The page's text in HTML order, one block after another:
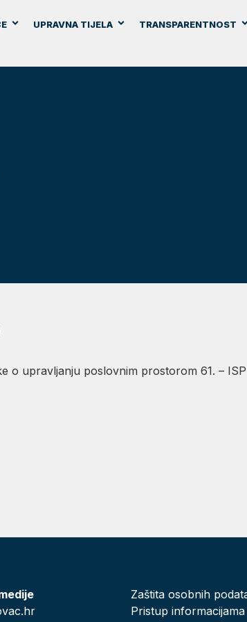
UPRAVNA TIJELA TRANSPARENTNOST
o upravljanju poslovnim prostorom 61. –
Zaštita osobnih
Pristup informacijama